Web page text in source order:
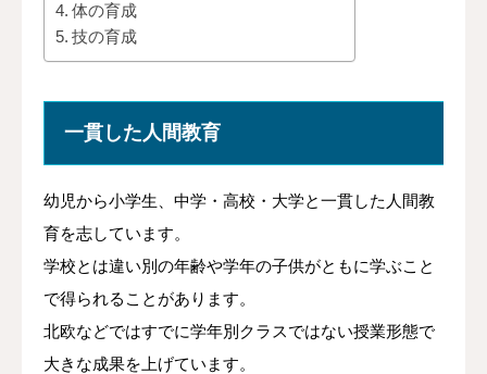
体の育成
技の育成
一貫した人間教育
幼児から小学生、中学・高校・大学と一貫した人間教
育を志しています。
学校とは違い別の年齢や学年の子供がともに学ぶこと
で得られることがあります。
北欧などではすでに学年別クラスではない授業形態で
大きな成果を上げています。